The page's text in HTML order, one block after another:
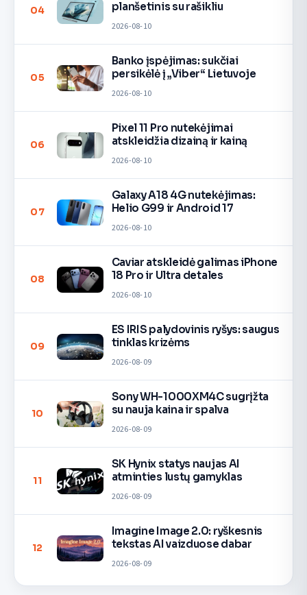
04
planšetinis su rašikliu
2026-08-10
05
Banko įspėjimas: sukčiai
persikėlė į „Viber“ Lietuvoje
2026-08-10
06
Pixel 11 Pro nutekėjimai
atskleidžia dizainą ir kainą
2026-08-10
07
Galaxy A18 4G nutekėjimas:
Helio G99 ir Android 17
2026-08-10
08
Caviar atskleidė galimas iPhone
18 Pro ir Ultra detales
2026-08-10
09
ES IRIS palydovinis ryšys: saugus
tinklas krizėms
2026-08-09
10
Sony WH-1000XM4C sugrįžta
su nauja kaina ir spalva
2026-08-09
11
SK Hynix statys naujas AI
atminties lustų gamyklas
2026-08-09
12
Imagine Image 2.0: ryškesnis
tekstas AI vaizduose dabar
2026-08-09